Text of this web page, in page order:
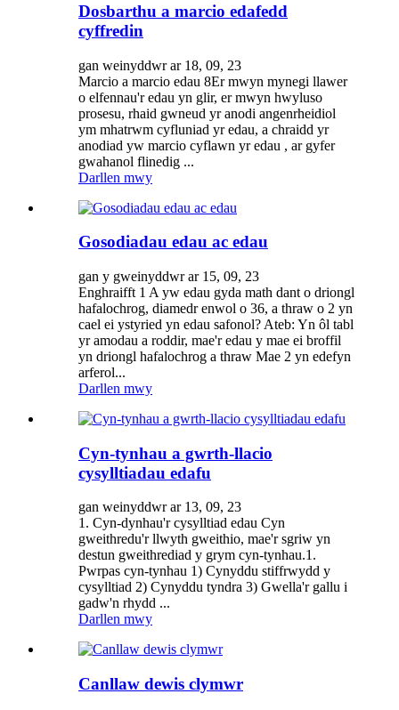
Dosbarthu a marcio edafedd
cyffredin
gan weinyddwr ar 18, 09, 23
Marcio a marcio edau 8Er mwyn mynegi llawer
o elfennau'r edau yn glir, er mwyn hwyluso
prosesu, rhaid gwneud yr anodi angenrheidiol
ym mhatrwm cyfluniad yr edau, a chraidd yr
anodiad yw marcio cyflawn yr edau , ar gyfer
gwahanol flinedig ...
Darllen mwy
Gosodiadau edau ac edau
gan y gweinyddwr ar 15, 09, 23
Enghraifft 1 A yw edau gyda math dant o driongl
hafalochrog, diamedr enwol o 36, a thraw o 2 yn
cael ei ystyried yn edau safonol? Ateb: Yn ôl tabl
yr amodau a roddir, mae'r edau y mae ei broffil
yn driongl hafalochrog a thraw Mae 2 yn edefyn
arferol...
Darllen mwy
Cyn-tynhau a gwrth-llacio
cysylltiadau edafu
gan weinyddwr ar 13, 09, 23
1. Cyn-dynhau'r cysylltiad edau Cyn
gweithredu'r llwyth gweithio, mae'r sgriw yn
destun gweithrediad y grym cyn-tynhau.1.
Pwrpas cyn-tynhau 1) Cynyddu stiffrwydd y
cysylltiad 2) Cynyddu tyndra 3) Gwella'r gallu i
gadw'n rhydd ...
Darllen mwy
Canllaw dewis clymwr